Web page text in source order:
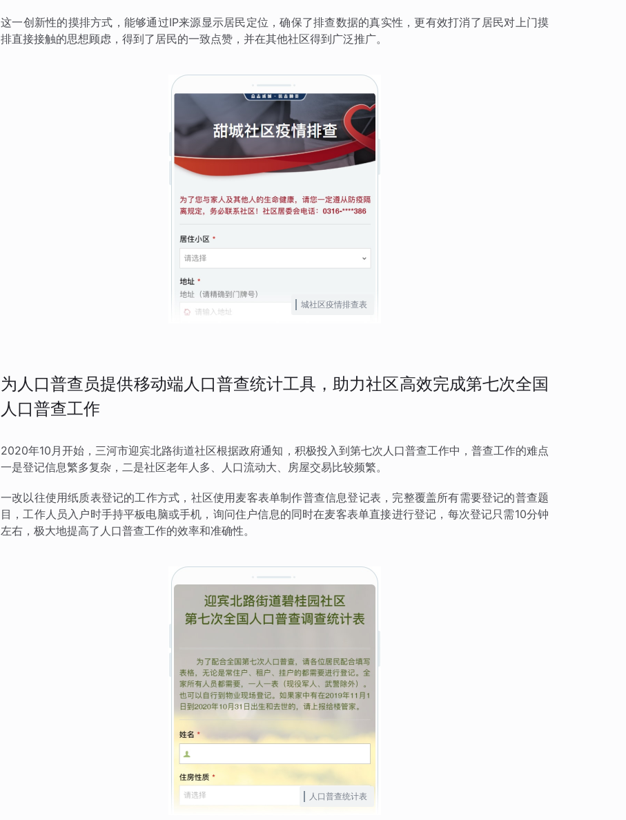
这一创新性的摸排方式，能够通过IP来源显示居民定位，确保了排查数据的真实性，更有效打消了居民对上门摸
排直接接触的思想顾虑，得到了居民的一致点赞，并在其他社区得到广泛推广。
城社区疫情排查表
为人口普查员提供移动端人口普查统计工具，助力社区高效完成第七次全国
人口普查工作
2020年10月开始，三河市迎宾北路街道社区根据政府通知，积极投入到第七次人口普查工作中，普查工作的难点
一是登记信息繁多复杂，二是社区老年人多、人口流动大、房屋交易比较频繁。
一改以往使用纸质表登记的工作方式，社区使用麦客表单制作普查信息登记表，完整覆盖所有需要登记的普查题
目，工作人员入户时手持平板电脑或手机，询问住户信息的同时在麦客表单直接进行登记，每次登记只需10分钟
左右，极大地提高了人口普查工作的效率和准确性。
人口普查统计表